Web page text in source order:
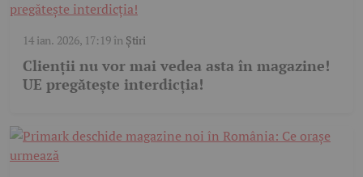
14 ian. 2026, 17:19în Știri
Clienții nu vor mai vedea asta în magazine!
UE pregătește interdicția!